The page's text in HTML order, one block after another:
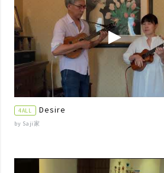
4ALL Desire
by Saji家